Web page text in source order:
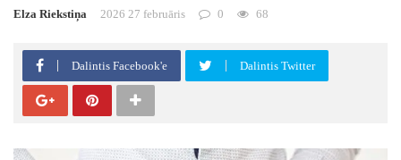
Elza Riekstiņa 2026 27 februāris 0 68
Dalintis Facebook'e Dalintis Twitter